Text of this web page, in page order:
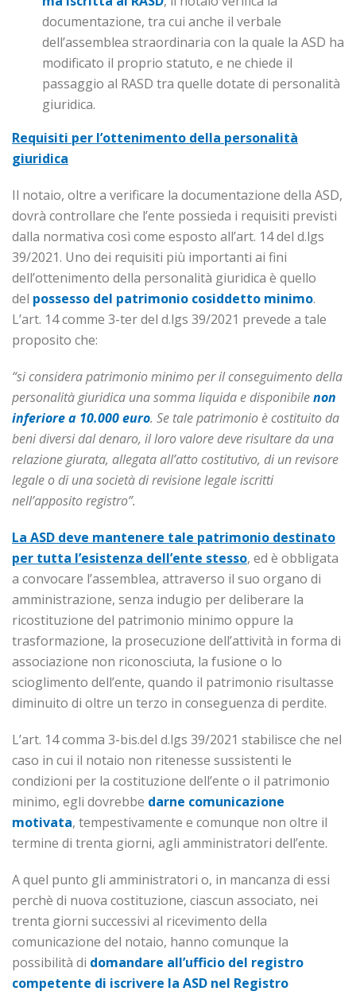
documentazione, tra cui anche il verbale
dell’assemblea straordinaria con la quale la ASD ha
modificato il proprio statuto, e ne chiede il
passaggio al RASD tra quelle dotate di personalità
giuridica.
Requisiti per l’ottenimento della personalità
giuridica
Il notaio, oltre a verificare la documentazione della ASD,
dovrà controllare che l’ente possieda i requisiti previsti
dalla normativa così come esposto all’art. 14 del d.lgs
39/2021. Uno dei requisiti più importanti ai fini
dell’ottenimento della personalità giuridica è quello
del possesso del patrimonio cosiddetto minimo.
L’art. 14 comme 3-ter del d.lgs 39/2021 prevede a tale
proposito che:
“si considera patrimonio minimo per il conseguimento della
personalità giuridica una somma liquida e disponibilenon
inferiore a 10.000 euro. Se tale patrimonio è costituito da
beni diversi dal denaro, il loro valore deve risultare da una
relazione giurata, allegata all’atto costitutivo, di un revisore
legale o di una società di revisione legale iscritti
nell’apposito registro”.
La ASD deve mantenere tale patrimonio destinato
per tutta l’esistenza dell’ente stesso, ed è obbligata
a convocare l’assemblea, attraverso il suo organo di
amministrazione, senza indugio per deliberare la
ricostituzione del patrimonio minimo oppure la
trasformazione, la prosecuzione dell’attività in forma di
associazione non riconosciuta, la fusione o lo
scioglimento dell’ente, quando il patrimonio risultasse
diminuito di oltre un terzo in conseguenza di perdite.
L’art. 14 comma 3-bis.del d.lgs 39/2021 stabilisce che nel
caso in cui il notaio non ritenesse sussistenti le
condizioni per la costituzione dell’ente o il patrimonio
minimo, egli dovrebbe darne comunicazione
motivata, tempestivamente e comunque non oltre il
termine di trenta giorni, agli amministratori dell’ente.
A quel punto gli amministratori o, in mancanza di essi
perchè di nuova costituzione, ciascun associato, nei
trenta giorni successivi al ricevimento della
comunicazione del notaio, hanno comunque la
possibilità di domandare all’ufficio del registro
competente di iscrivere la ASD nel Registro